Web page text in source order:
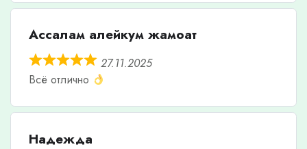
Ассалам алейкум жамоат
27.11.2025
Всё отлично
Надежда